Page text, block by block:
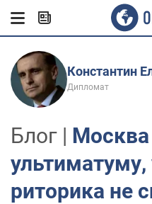
Константин
Дипломат
Блог | Москва
ультиматуму,
риторика не